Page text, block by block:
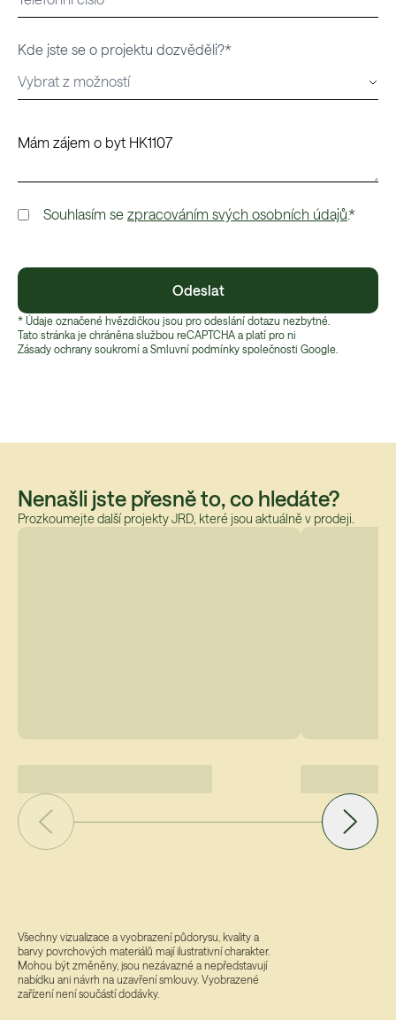
Kde jste se o projektu dozvěděli?*
Souhlasím se zpracováním svých osobních údajů.*
Odeslat
* Údaje označené hvězdičkou jsou pro odeslání dotazu nezbytné.
Tato stránka je chráněna službou reCAPTCHA a platí pro ni
Zásady ochrany soukromí a Smluvní podmínky společnosti Google.
Nenašli jste přesně to, co hledáte?
Prozkoumejte další projekty JRD, které jsou aktuálně v prodeji.
Všechny vizualizace a vyobrazení půdorysu, kvality a
barvy povrchových materiálů mají ilustrativní charakter.
Mohou být změněny, jsou nezávazné a nepředstavují
nabídku ani návrh na uzavření smlouvy. Vyobrazené
zařízení není součástí dodávky.